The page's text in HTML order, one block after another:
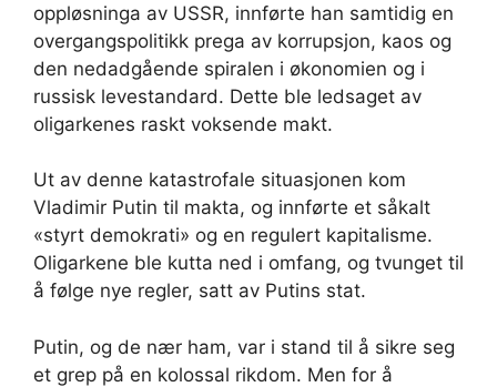
oppløsninga av USSR, innførte han samtidig en
overgangspolitikk prega av korrupsjon, kaos og
den nedadgående spiralen i økonomien og i
russisk levestandard. Dette ble ledsaget av
oligarkenes raskt voksende makt.
Ut av denne katastrofale situasjonen kom
Vladimir Putin til makta, og innførte et såkalt
«styrt demokrati» og en regulert kapitalisme.
Oligarkene ble kutta ned i omfang, og tvunget til
å følge nye regler, satt av Putins stat.
Putin, og de nær ham, var i stand til å sikre seg
et grep på en kolossal rikdom. Men for å